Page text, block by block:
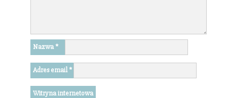
Nazwa*
Adres email*
Witryna internetowa